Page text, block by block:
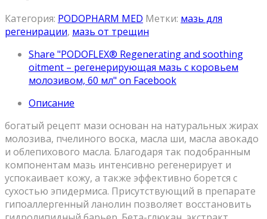
Категория: PODOPHARM MED Метки: мазь для
регенирации, мазь от трещин
Share "PODOFLEX® Regenerating and soothing
oitment – регенерирующая мазь с коровьем
молозивом, 60 мл" on Facebook
Описание
богатый рецепт мази основан на натуральных жирах
молозива, пчелиного воска, масла ши, масла авокадо
и облепихового масла. Благодаря так подобранным
компонентам мазь интенсивно регенерирует и
успокаивает кожу, а также эффективно борется с
сухостью эпидермиса. Присутствующий в препарате
гипоаллергенный ланолин позволяет восстановить